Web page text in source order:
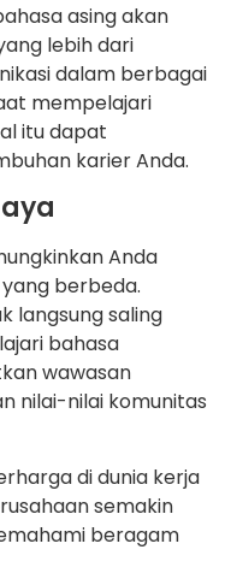
asing akan
lebih dari
dalam berbagai
mempelajari
itu dapat
karier Anda.
Anda
berbeda.
langsung saling
bahasa
wawasan
nilai-nilai komunitas
di dunia kerja
semakin
beragam